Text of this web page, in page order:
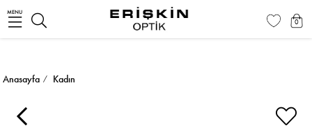
MENU
0
Anasayfa Kadın